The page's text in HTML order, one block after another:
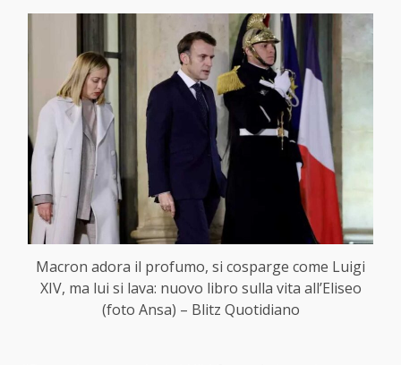
Macron adora il profumo, si cosparge come Luigi
XIV, ma lui si lava: nuovo libro sulla vita all’Eliseo
(foto Ansa) – Blitz Quotidiano